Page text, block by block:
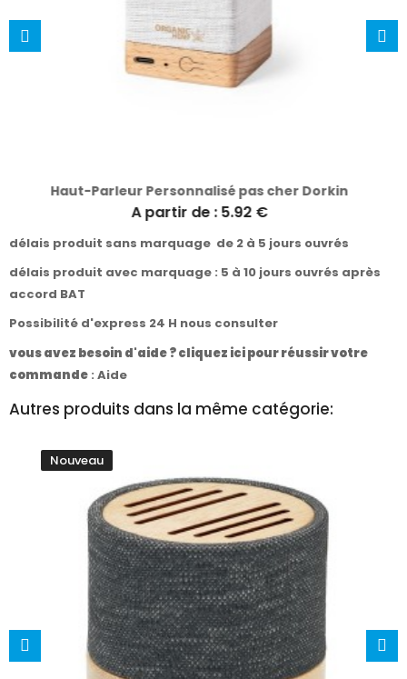
A partir de : 5.96 €
délais produit sans marquage de 2 à 5 jours ouvrés
délais produit avec marquage : 5 à 10 jours ouvrés après
accord BAT
Possibilité d'express 24 H nous consulter
vous avez besoin d'aide ? cliquez ici pour réussir votre
commande : Aide
Autres produits dans la même catégorie:
Nouveau